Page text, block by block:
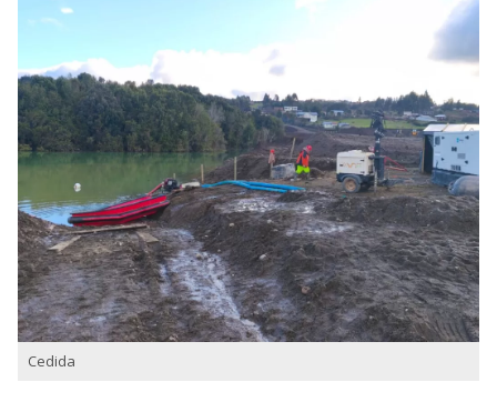
Cedida